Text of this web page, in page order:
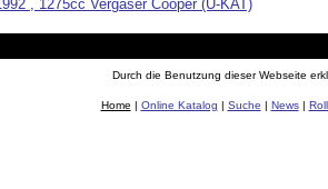
, 1275cc Vergaser Cooper (U-KAT)
Durch die Benutzung dieser Webseite
Home | Online Katalog | Suche | News|